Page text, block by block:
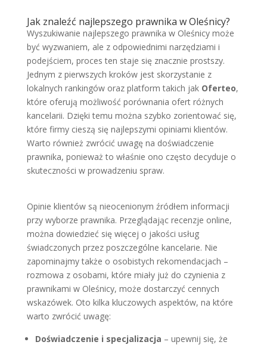
Jak znaleźć najlepszego prawnika w Oleśnicy?
Wyszukiwanie najlepszego prawnika w Oleśnicy może
być wyzwaniem, ale z odpowiednimi narzędziami i
podejściem, proces ten staje się znacznie prostszy.
Jednym z pierwszych kroków jest skorzystanie z
lokalnych rankingów oraz platform takich jak Oferteo,
które oferują możliwość porównania ofert różnych
kancelarii. Dzięki temu można szybko zorientować się,
które firmy cieszą się najlepszymi opiniami klientów.
Warto również zwrócić uwagę na doświadczenie
prawnika, ponieważ to właśnie ono często decyduje o
skuteczności w prowadzeniu spraw.
Opinie klientów są nieocenionym źródłem informacji
przy wyborze prawnika. Przeglądając recenzje online,
można dowiedzieć się więcej o jakości usług
świadczonych przez poszczególne kancelarie. Nie
zapominajmy także o osobistych rekomendacjach –
rozmowa z osobami, które miały już do czynienia z
prawnikami w Oleśnicy, może dostarczyć cennych
wskazówek. Oto kilka kluczowych aspektów, na które
warto zwrócić uwagę:
Doświadczenie i specjalizacja – upewnij się, że